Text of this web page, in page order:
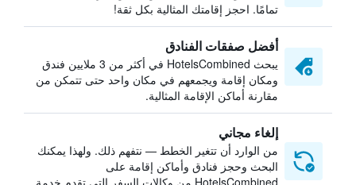
تمامًا. احجز إقامتك المثالية بكل ثقة!
أفضل صفقات الفنادق
يبحث HotelsCombined في أكثر من 3 ملايين فندق
ومكان إقامة ويجمعهم في مكان واحد حتى تتمكن من
مقارنة أماكن الإقامة المثالية.
إلغاء مجاني
من الوارد أن تتغير الخطط — نتفهم ذلك. ولهذا يمكنك
البحث وحجز فنادق وأماكن إقامة على
HotelsCombined من وكالات السفر التي تقدم خدمة